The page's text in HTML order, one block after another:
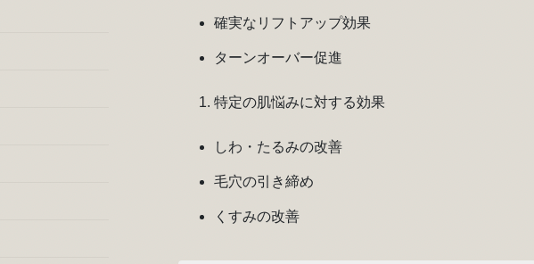
確実なリフトアップ効果
ターンオーバー促進
特定の肌悩みに対する効果
しわ・たるみの改善
毛穴の引き締め
くすみの改善